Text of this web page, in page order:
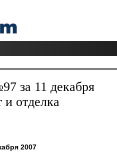
за 11 декабря
и отделка
2007